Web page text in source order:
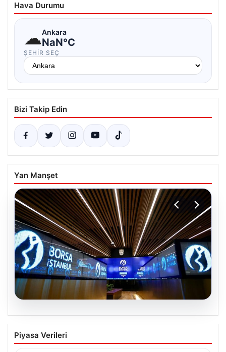
Hava Durumu
☁Ankara
NaN°C
ŞEHIR SEÇ
Bizi Takip Edin
Yan Manşet
Yatırım araçlarının haftalık performansı
nasıl oldu?
Piyasa Verileri